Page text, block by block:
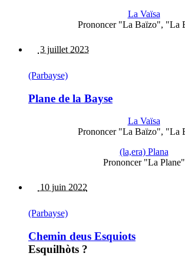
La Vaïsa
Prononcer "La Baïzo", "La
3 juillet 2023
(Parbayse)
Plane de la Bayse
La Vaïsa
Prononcer "La Baïzo", "La
(la,era) Plana
Prononcer "La Plane"
10 juin 2022
(Parbayse)
Chemin deus Esquiots
Esquilhòts ?